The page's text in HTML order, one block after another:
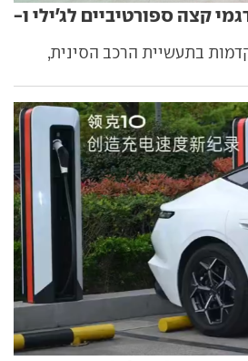
קצה ספורטיביים לג'ילי ו-
בתעשיית הרכב הסינית,
דגמי ספורט מרשימים שנועדו